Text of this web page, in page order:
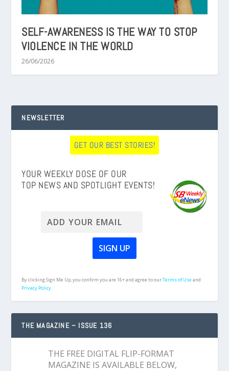
SELF-AWARENESS IS THE WAY TO STOP
VIOLENCE IN THE WORLD
26/06/2026
NEWSLETTER
GET OUR BEST STORIES!
YOUR WEEKLY DOSE OF OUR
TOP NEWS AND SPOTLIGHT EVENTS!
By clicking Sign Me Up, you confirm you are 16+ and agree to ourTerms of Useand
Privacy Policy.
THE MAGAZINE – ISSUE 136
THE FREE DIGITAL FLIP-FORMAT
MAGAZINE IS AVAILABLE BELOW,